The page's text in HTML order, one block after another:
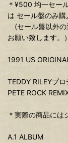
＊¥500 均一セー
は セール盤のみ購
(セール盤以外の
お願い致します。）
1991 US
TEDDY RILEYプ
PETE ROCK
＊実際の商品には
A.1 ALBUM